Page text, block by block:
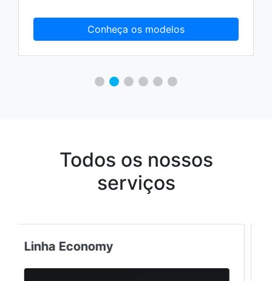
Conheça os modelos
Todos os nossos
serviços
Truck & Bus Center